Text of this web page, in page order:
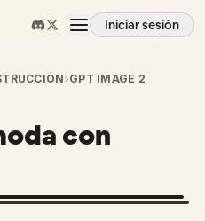
Iniciar sesión
›GPT IMAGE 2
con